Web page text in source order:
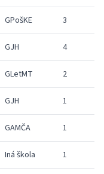
GPošKE 3
GJH 4
GLetMT 2
GJH 1
GAMČA 1
Iná škola 1